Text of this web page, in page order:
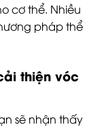
cơ thể. Nhiều
pháp thể
thiện vóc
sẽ nhận thấy